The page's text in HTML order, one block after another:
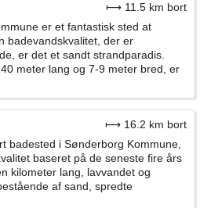
⟼ 11.5 km bort
er et fantastisk sted at
badevandskvalitet, der er
er det et sandt strandparadis.
meter lang og 7-9 meter bred, er
⟼ 16.2 km bort
badested i Sønderborg Kommune,
baseret på de seneste fire års
kilometer lang, lavvandet og
af sand, spredte